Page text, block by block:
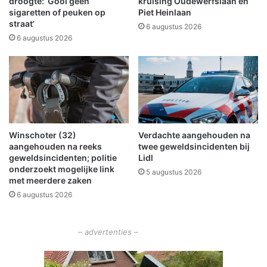
e
a
a
o
u
n
d
e
w
a
r
m
r
t
6
a
g
h
u
w
e
l
i
sigaretten of peuken op
straat’
6 augustus 2026
Piet Heinlaan
6 augustus 2026
Winschoter (32)
aangehouden na reeks
geweldsincidenten; politie
onderzoekt mogelijke link
met meerdere zaken
6 augustus 2026
Verdachte aangehouden na
twee geweldsincidenten bij
Lidl
5 augustus 2026
– advertenties –